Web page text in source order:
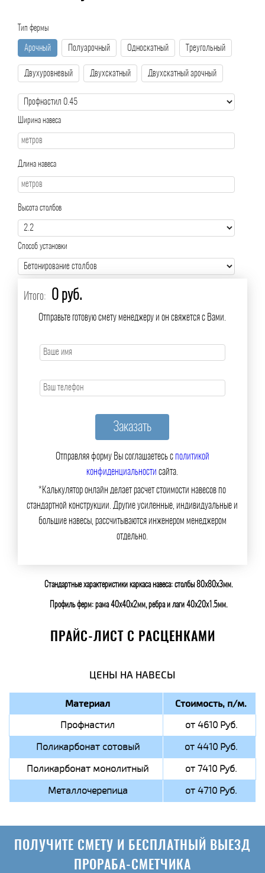
Тип фермы
Арочный Полуарочный Односкатный Треугольный
Двухуровневый Двухскатный Двухскатный арочный
Ширина навеса
Длина навеса
Высота столбов
Способ установки
Итого: 0 руб.
Отправьте готовую смету менеджеру и он свяжется с Вами.
Отправляя форму Вы соглашаетесь сполитикой
конфиденциальности сайта.
*Калькулятор онлайн делает расчет стоимости навесов по
стандартной конструкции. Другие усиленные, индивидуальные и
большие навесы, рассчитываются инженером менеджером
отдельно.
Стандартные характеристики каркаса навеса: столбы 80х80х3мм.
Профиль ферм: рама 40х40х2мм, ребра и лаги 40х20х1.5мм.
ПРАЙС-ЛИСТ С РАСЦЕНКАМИ
ЦЕНЫ НА НАВЕСЫ
Материал Стоимость, п/м.
Профнастил
от 4610 Руб.
Поликарбонат сотовый
от 4410 Руб.
Поликарбонат монолитный
от 7410 Руб.
Металлочерепица
от 4710 Руб.
ПОЛУЧИТЕ СМЕТУ И БЕСПЛАТНЫЙ ВЫЕЗД
ПРОРАБА-СМЕТЧИКА